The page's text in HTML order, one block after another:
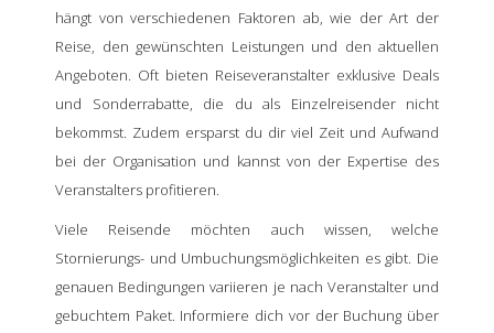
hängt von verschiedenen Faktoren ab, wie der Art der
Reise, den gewünschten Leistungen und den aktuellen
Angeboten. Oft bieten Reiseveranstalter exklusive Deals
und Sonderrabatte, die du als Einzelreisender nicht
bekommst. Zudem ersparst du dir viel Zeit und Aufwand
bei der Organisation und kannst von der Expertise des
Veranstalters profitieren.
Viele Reisende möchten auch wissen, welche
Stornierungs- und Umbuchungsmöglichkeiten es gibt. Die
genauen Bedingungen variieren je nach Veranstalter und
gebuchtem Paket. Informiere dich vor der Buchung über